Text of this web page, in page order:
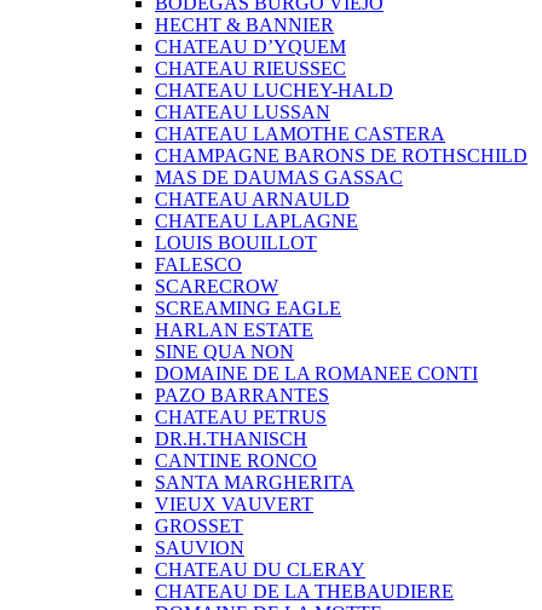
HECHT & BANNIER
CHATEAU D’YQUEM
CHATEAU RIEUSSEC
CHATEAU LUCHEY-HALD
CHATEAU LUSSAN
CHATEAU LAMOTHE CASTERA
CHAMPAGNE BARONS DE ROTHSCHILD
MAS DE DAUMAS GASSAC
CHATEAU ARNAULD
CHATEAU LAPLAGNE
LOUIS BOUILLOT
FALESCO
SCARECROW
SCREAMING EAGLE
HARLAN ESTATE
SINE QUA NON
DOMAINE DE LA ROMANEE CONTI
PAZO BARRANTES
CHATEAU PETRUS
DR.H.THANISCH
CANTINE RONCO
SANTA MARGHERITA
VIEUX VAUVERT
GROSSET
SAUVION
CHATEAU DU CLERAY
CHATEAU DE LA THEBAUDIERE